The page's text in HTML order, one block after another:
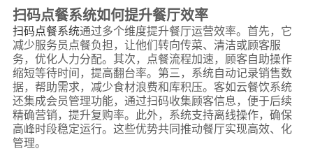
扫码点餐系统如何提升餐厅效率
扫码点餐系统通过多个维度提升餐厅运营效率。首先，它
减少服务员点餐负担，让他们转向传菜、清洁或顾客服
务，优化人力分配。其次，点餐流程加速，顾客自助操作
缩短等待时间，提高翻台率。第三，系统自动记录销售数
据，帮助需求，减少食材浪费和库积压。客如云餐饮系统
还集成会员管理功能，通过扫码收集顾客信息，便于后续
精确营销，提升复购率。此外，系统支持离线操作，确保
高峰时段稳定运行。这些优势共同推动餐厅实现高效、化
管理。